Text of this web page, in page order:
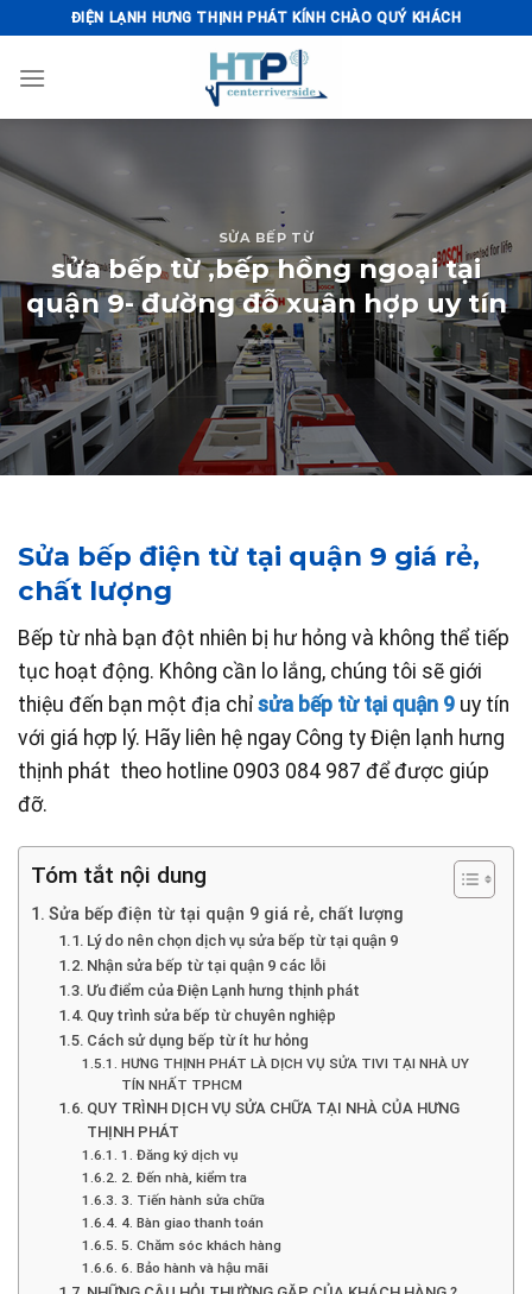
to
content
ĐIỆN LẠNH HƯNG THỊNH PHÁT KÍNH CHÀO QUÝ KHÁCH
SỬA BẾP TỪ
sửa bếp từ ,bếp hồng ngoại tại
quận 9- đường đỗ xuân hợp uy tín
Sửa bếp điện từ tại quận 9 giá rẻ,
chất lượng
Bếp từ nhà bạn đột nhiên bị hư hỏng và không thể tiếp
tục hoạt động. Không cần lo lắng, chúng tôi sẽ giới
thiệu đến bạn một địa chỉ sửa bếp từ tại quận 9 uy tín
với giá hợp lý. Hãy liên hệ ngay Công ty Điện lạnh hưng
thịnh phát theo hotline 0903 084 987 để được giúp
đỡ.
Tóm tắt nội dung
Sửa bếp điện từ tại quận 9 giá rẻ, chất lượng
Lý do nên chọn dịch vụ sửa bếp từ tại quận 9
Nhận sửa bếp từ tại quận 9 các lỗi
Ưu điểm của Điện Lạnh hưng thịnh phát
Quy trình sửa bếp từ chuyên nghiệp
Cách sử dụng bếp từ ít hư hỏng
HƯNG THỊNH PHÁT LÀ DỊCH VỤ SỬA TIVI TẠI NHÀ UY
TÍN NHẤT TPHCM
QUY TRÌNH DỊCH VỤ SỬA CHỮA TẠI NHÀ CỦA HƯNG
THỊNH PHÁT
1. Đăng ký dịch vụ
2. Đến nhà, kiểm tra
3. Tiến hành sửa chữa
4. Bàn giao thanh toán
5. Chăm sóc khách hàng
6. Bảo hành và hậu mãi